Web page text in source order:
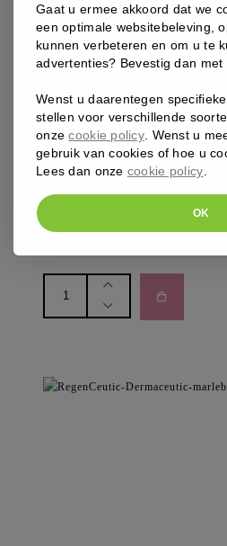
CORRECTIVESCORRECTIVE
Unieke crème met ingrediënten op
in in de diepere lagen van de huid.
pigment, maakt de huid
176,50€
Skin
-
C&E
Gaat u ermee akkoord dat we
een optimale websitebeleving,
kunnen verbeteren en om u te
advertenties? Bevestig dan met
Wenst u daarentegen
stellen voor verschillende
onzecookie policy . Wenst u
gebruik van cookies of hoe u
Lees dan onze cookie policy
OK